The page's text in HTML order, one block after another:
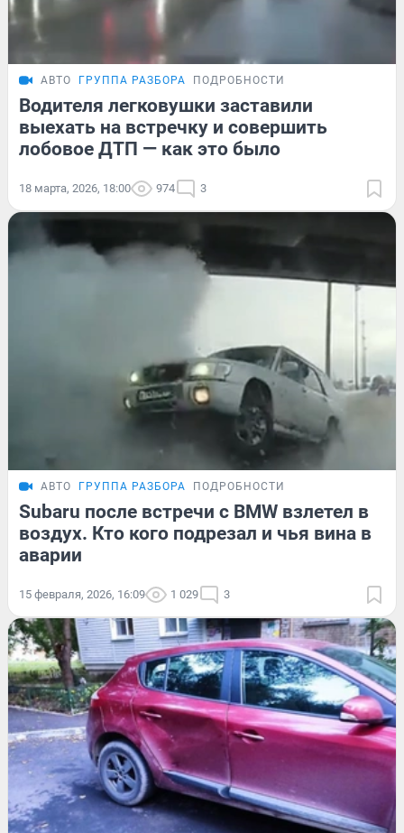
АВТО ГРУППА РАЗБОРА ПОДРОБНОСТИ
Водителя легковушки заставили
выехать на встречку и совершить
лобовое ДТП — как это было
18 марта, 2026, 18:00 974 3
АВТО ГРУППА РАЗБОРА ПОДРОБНОСТИ
Subaru после встречи с BMW взлетел в
воздух. Кто кого подрезал и чья вина в
аварии
15 февраля, 2026, 16:09 1 029 3